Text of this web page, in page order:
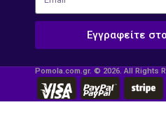
Εγγραφείτε
Pomola.com.gr. © 2026. All Rights